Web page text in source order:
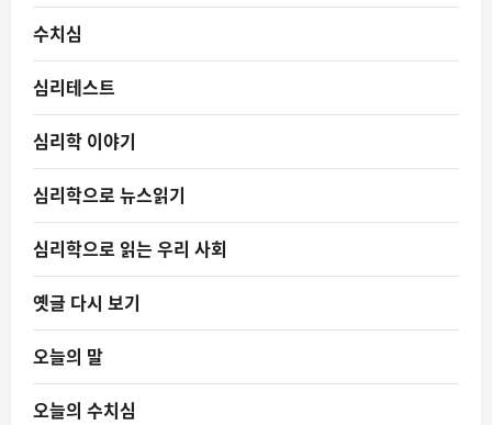
수치심
심리테스트
심리학 이야기
심리학으로 뉴스읽기
심리학으로 읽는 우리 사회
옛글 다시 보기
오늘의 말
오늘의 수치심